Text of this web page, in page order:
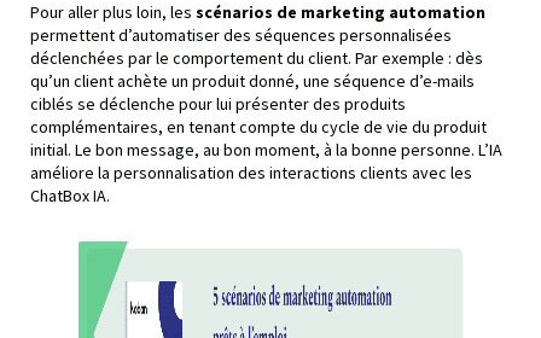
Pour aller plus loin, les scénarios de marketing automation
permettent d’automatiser des séquences personnalisées
déclenchées par le comportement du client. Par exemple : dès
qu’un client achète un produit donné, une séquence d’e-mails
ciblés se déclenche pour lui présenter des produits
complémentaires, en tenant compte du cycle de vie du produit
initial. Le bon message, au bon moment, à la bonne personne. L’IA
améliore la personnalisation des interactions clients avec les
ChatBox IA.